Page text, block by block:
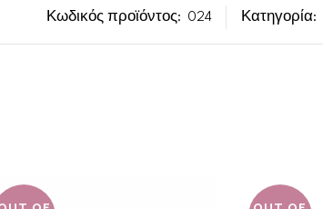
Κωδικός προϊόντος: 024 Κατηγορία: